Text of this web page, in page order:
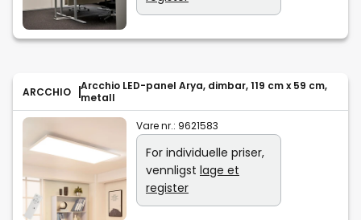
ARCCHIO
Arcchio LED-panel Arya, dimbar, 119 cm x 59 cm,
metall
Vare nr.: 9621583
For individuelle priser,
vennligst lage et
register